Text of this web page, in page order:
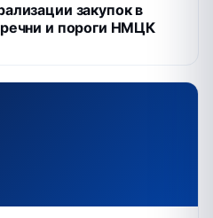
закупок в
и пороги НМЦК